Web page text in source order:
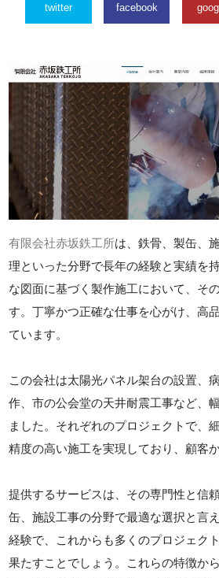
twitter facebook
有限会社赤坂鉄工所は、鉄骨、製缶、
理といった分野で長年の経験と実績を
な図面に基づく製作施工において、そ
す。丁寧かつ正確な仕事を心がけ、高
ています。
この会社は太陽光パネル架台の設置、
作、市の公会堂の天井耐震工事など、
ました。それぞれのプロジェクトで、
精度の高い施工を実現しており、顧客
提供するサービスは、その専門性と信
缶、施設工事の分野で最適な選択と言
経験で、これからも多くのプロジェク
果たすことでしょう。これらの特徴か